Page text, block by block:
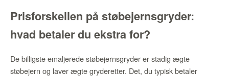
Prisforskellen på støbejernsgryder:
hvad betaler du ekstra for?
De billigste emaljerede støbejernsgryder er stadig ægte
støbejern og laver ægte gryderetter. Det, du typisk betaler